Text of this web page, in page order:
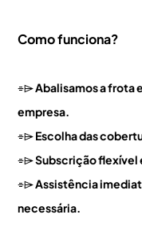
Como funciona?
⌯⌲Abalisamosa frota
empresa.
⌯⌲Escolha das
⌯⌲Subscrição flexível
⌯⌲Assistência
necessária.